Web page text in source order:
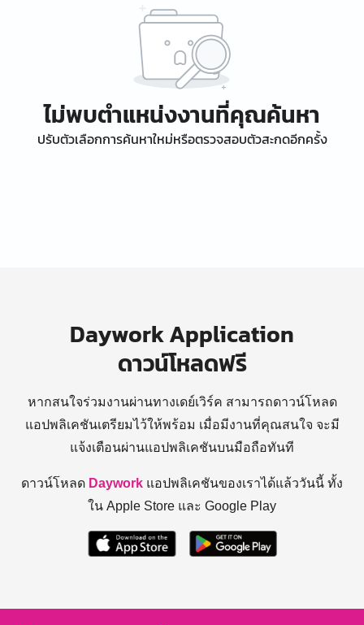
ไม่พบตำแหน่งงานที่คุณค้นหา
ปรับตัวเลือกการค้นหาใหม่หรือตรวจสอบตัวสะกดอีกครั้ง
Daywork Application
ดาวน์โหลดฟรี
หากสนใจร่วมงานผ่านทางเดย์เวิร์ค สามารถดาวน์โหลด
แอปพลิเคชันเตรียมไว้ให้พร้อม เมื่อมีงานที่คุณสนใจ จะมี
แจ้งเตือนผ่านแอปพลิเคชันบนมือถือทันที
ดาวน์โหลด Daywork แอปพลิเคชันของเราได้แล้ววันนี้ ทั้ง
ใน Apple Store และ Google Play